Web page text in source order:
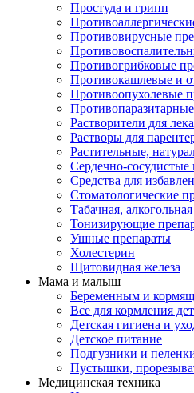
Простуда и грипп
Противовирусные
Противогрибковые
Противокашлевые и
Противоопухолевые
Растворители для
Растворы для
Растительные,
Сердечно-сосудистые
Средства для
Стоматологические
Табачная,
Тонизирующие
Ушные препараты
Холестерин
Щитовидная железа
Мама и малыш
Беременным и
Все для кормления
Детская гигиена и
Детское питание
Подгузники и
Пустышки,
Медицинская техника